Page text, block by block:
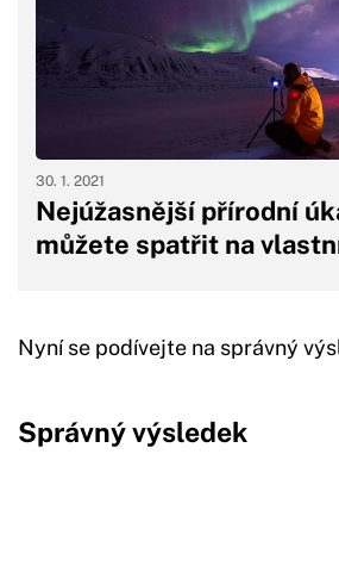
Nejúžasnější přírodní
můžete spatřit na
30. 1. 2021
Nyní se podívejte na správný
Správný výsledek